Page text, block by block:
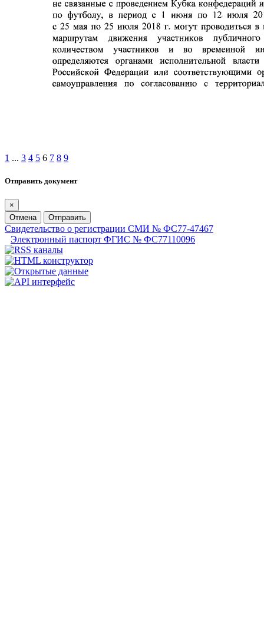
1 ... 3 4 5 6 7 8 9
Отправить документ
×
Отмена
Отправить
Свидетельство о регистрации СМИ № ФС77-47467
Электронный паспорт ФГИС № ФС77110096